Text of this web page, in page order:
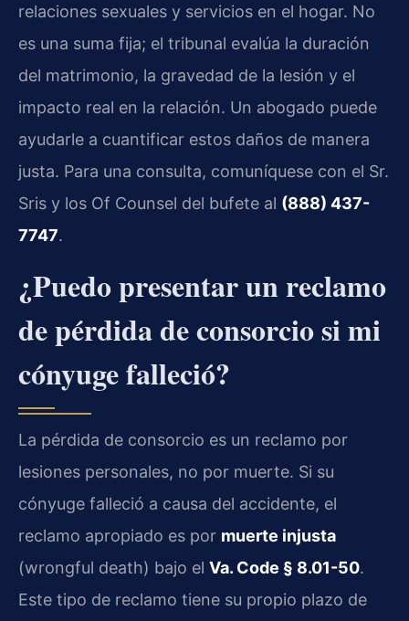
relaciones sexuales y servicios en el hogar. No
es una suma fija; el tribunal evalúa la duración
del matrimonio, la gravedad de la lesión y el
impacto real en la relación. Un abogado puede
ayudarle a cuantificar estos daños de manera
justa. Para una consulta, comuníquese con el Sr.
Sris y los Of Counsel del bufete al (888) 437-
7747.
¿Puedo presentar un reclamo
de pérdida de consorcio si mi
cónyuge falleció?
La pérdida de consorcio es un reclamo por
lesiones personales, no por muerte. Si su
cónyuge falleció a causa del accidente, el
reclamo apropiado es por muerte injusta
(wrongful death) bajo el Va. Code § 8.01-50.
Este tipo de reclamo tiene su propio plazo de